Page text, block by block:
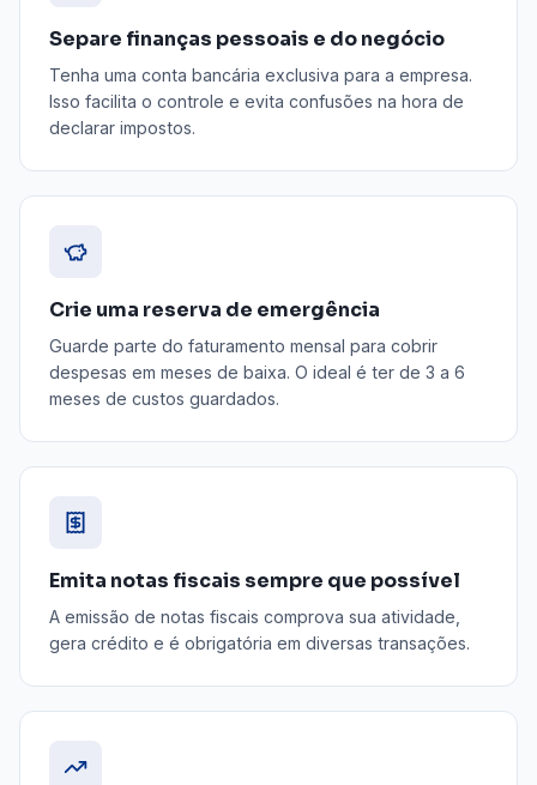
Separe finanças pessoais e do negócio
Tenha uma conta bancária exclusiva para a empresa.
Isso facilita o controle e evita confusões na hora de
declarar impostos.
Crie uma reserva de emergência
Guarde parte do faturamento mensal para cobrir
despesas em meses de baixa. O ideal é ter de 3 a 6
meses de custos guardados.
Emita notas fiscais sempre que possível
A emissão de notas fiscais comprova sua atividade,
gera crédito e é obrigatória em diversas transações.